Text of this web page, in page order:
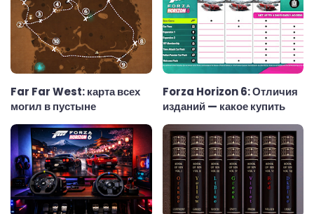
Far Far West: карта всех
могил в пустыне
Forza Horizon 6: Отличия
изданий — какое купить